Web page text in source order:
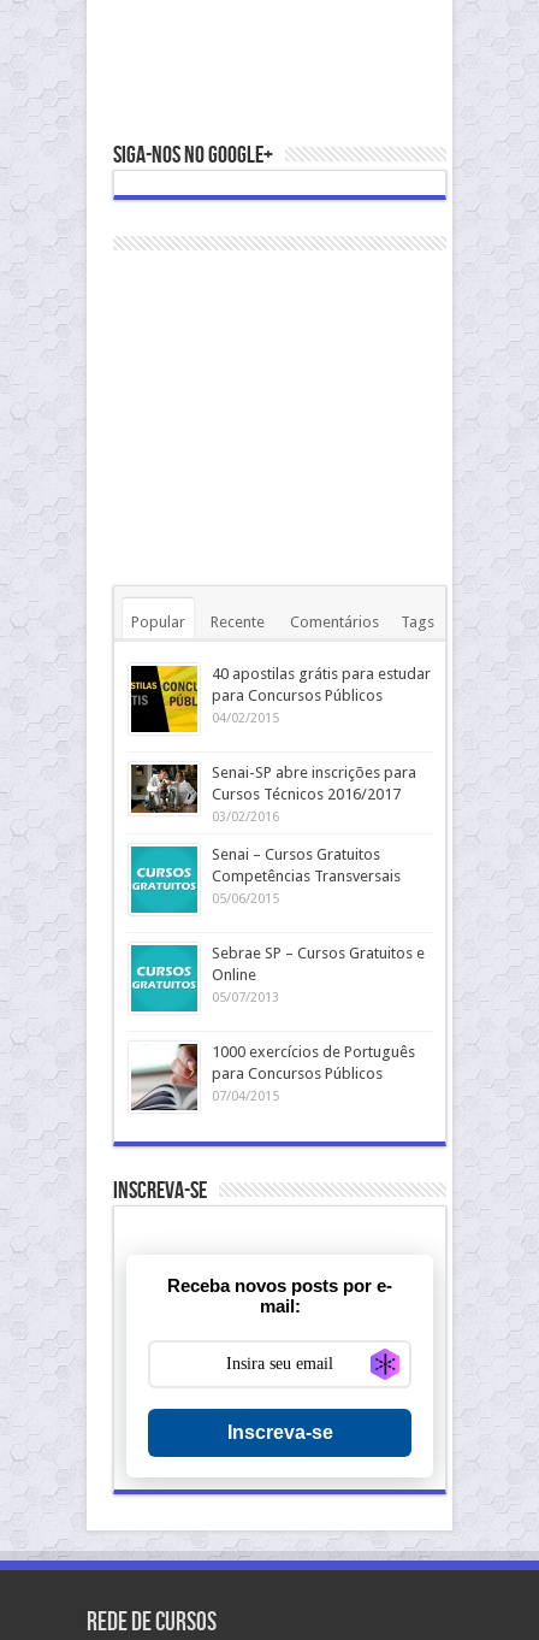
Siga-nos no Google+
Popular Recente Comentários Tags
40 apostilas grátis para estudar
para Concursos Públicos
04/02/2015
Senai-SP abre inscrições para
Cursos Técnicos 2016/2017
03/02/2016
Senai – Cursos Gratuitos
Competências Transversais
05/06/2015
Sebrae SP – Cursos Gratuitos e
Online
05/07/2013
1000 exercícios de Português
para Concursos Públicos
07/04/2015
Inscreva-se
Receba novos posts por e-
mail:
Generate new
Inscreva-se
Rede de Cursos